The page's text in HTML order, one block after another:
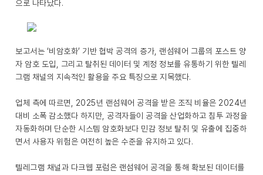
으로 나타났다.
보고서는 ‘비암호화’ 기반 협박 공격의 증가, 랜섬웨어 그룹의 포스트 양
자 암호 도입, 그리고 탈취된 데이터 및 계정 정보를 유통하기 위한 텔레
그램 채널의 지속적인 활용을 주요 특징으로 지목했다.
업체 측에 따르면, 2025년 랜섬웨어 공격을 받은 조직 비율은 2024년
대비 소폭 감소했다 하지만, 공격자들이 공격을 산업화하고 침투 과정을
자동화하며 단순한 시스템 암호화보다 민감 정보 탈취 및 유출에 집중하
면서 사용자 위험은 여전히 높은 수준을 유지하고 있다.
텔레그램 채널과 다크웹 포럼은 랜섬웨어 공격을 통해 확보된 데이터를